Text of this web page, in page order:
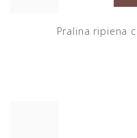
Pralina ripiena